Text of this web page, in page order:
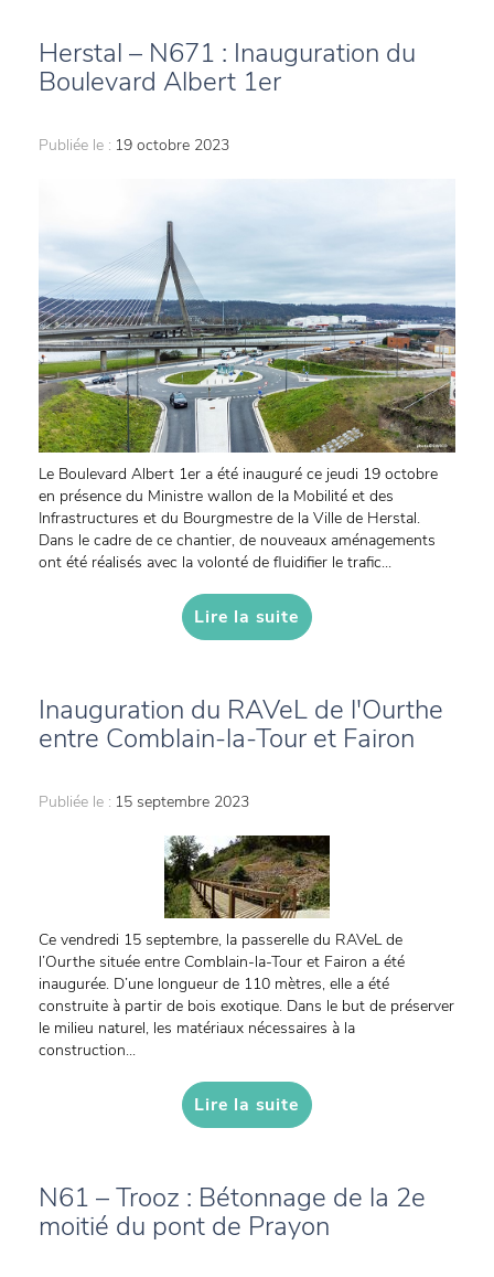
Herstal – N671 : Inauguration du
Boulevard Albert 1er
Publiée le : 19 octobre 2023
Le Boulevard Albert 1er a été inauguré ce jeudi 19 octobre
en présence du Ministre wallon de la Mobilité et des
Infrastructures et du Bourgmestre de la Ville de Herstal.
Dans le cadre de ce chantier, de nouveaux aménagements
ont été réalisés avec la volonté de fluidifier le trafic...
Lire la suite
Inauguration du RAVeL de l'Ourthe
entre Comblain-la-Tour et Fairon
Publiée le : 15 septembre 2023
Ce vendredi 15 septembre, la passerelle du RAVeL de
l’Ourthe située entre Comblain-la-Tour et Fairon a été
inaugurée. D’une longueur de 110 mètres, elle a été
construite à partir de bois exotique. Dans le but de préserver
le milieu naturel, les matériaux nécessaires à la
construction...
Lire la suite
N61 – Trooz : Bétonnage de la 2e
moitié du pont de Prayon